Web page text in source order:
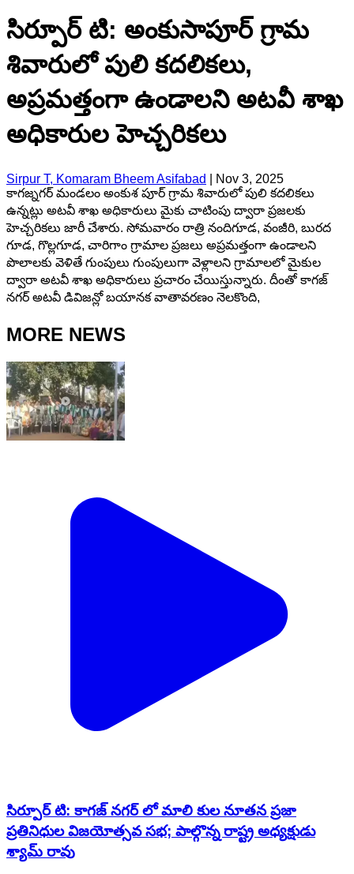
సిర్పూర్ టి: అంకుసాపూర్ గ్రామ
శివారులో పులి కదలికలు,
అప్రమత్తంగా ఉండాలని అటవీ శాఖ
అధికారుల హెచ్చరికలు
Sirpur T, Komaram Bheem Asifabad
Nov 3, 2025
కాగజ్నగర్ మండలం అంకుశ పూర్ గ్రామ శివారులో పులి కదలికలు
ఉన్నట్లు అటవీ శాఖ అధికారులు మైకు చాటింపు ద్వారా ప్రజలకు
హెచ్చరికలు జారీ చేశారు. సోమవారం రాత్రి నందిగూడ, వంజీరి, బురద
గూడ, గొల్లగూడ, చారిగాం గ్రామాల ప్రజలు అప్రమత్తంగా ఉండాలని
పొలాలకు వెళితే గుంపులు గుంపులుగా వెళ్లాలని గ్రామాలలో మైకుల
ద్వారా అటవీ శాఖ అధికారులు ప్రచారం చేయిస్తున్నారు. దీంతో కాగజ్
నగర్ అటవీ డివిజన్లో బయానక వాతావరణం నెలకొంది,
MORE NEWS
సిర్పూర్ టి: కాగజ్ నగర్ లో మాలి కుల నూతన ప్రజా
ప్రతినిధుల విజయోత్సవ సభ; పాల్గొన్న రాష్ట్ర అధ్యక్షుడు
శ్యామ్ రావు